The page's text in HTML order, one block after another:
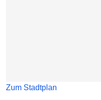
Zum Stadtplan